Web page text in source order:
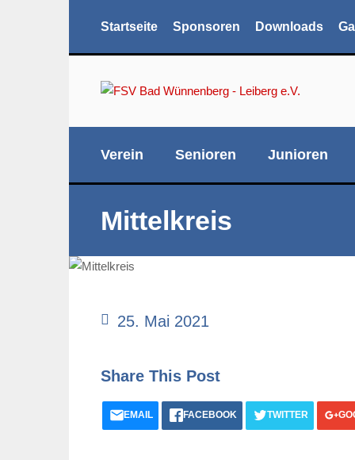
Startseite Sponsoren Downloads
Verein Senioren Junioren
Mittelkreis
25. Mai 2021
Share This Post
EMAIL FACEBOOK TWITTER